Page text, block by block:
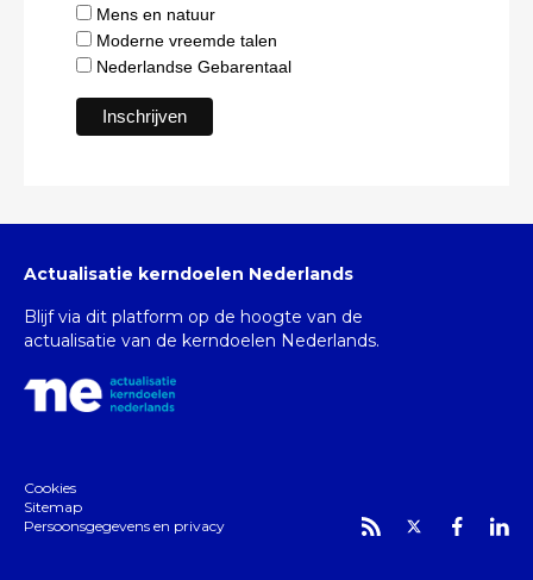
Mens en natuur
Moderne vreemde talen
Nederlandse Gebarentaal
Actualisatie kerndoelen Nederlands
Blijf via dit platform op de hoogte van de
actualisatie van de kerndoelen Nederlands.
Cookies
Sitemap
Persoonsgegevens en privacy